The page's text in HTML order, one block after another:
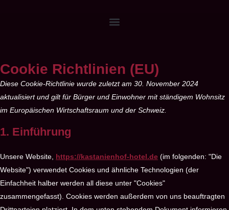
Cookie Richtlinien (EU)
Diese Cookie-Richtlinie wurde zuletzt am 30. November 2024
aktualisiert und gilt für Bürger und Einwohner mit ständigem Wohnsitz
im Europäischen Wirtschaftsraum und der Schweiz.
1. Einführung
Unsere Website, https://kastanienhof-hotel.de (im folgenden: "Die
Website") verwendet Cookies und ähnliche Technologien (der
Einfachheit halber werden all diese unter "Cookies"
zusammengefasst). Cookies werden außerdem von uns beauftragten